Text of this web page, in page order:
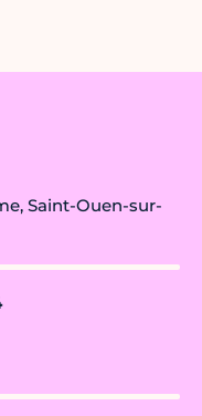
Saint-Ouen-sur-